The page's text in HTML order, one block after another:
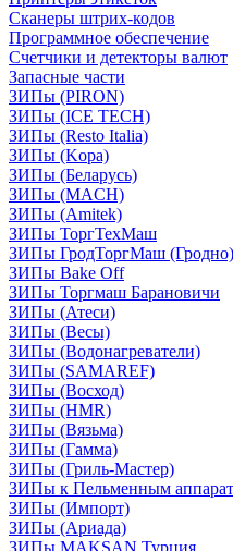
Сканеры штрих-кодов
Программное обеспечение
Счетчики и детекторы валют
Запасные части
ЗИПы (PIRON)
ЗИПы (ICE TECH)
ЗИПы (Resto Italia)
ЗИПы (Kopa)
ЗИПы (Беларусь)
ЗИПы (MACH)
ЗИПы (Amitek)
ЗИПы ТоргТехМаш
ЗИПы ГродТоргМаш (Гродно)
ЗИПы Bake Off
ЗИПы Торгмаш Барановичи
ЗИПы (Атеси)
ЗИПы (Весы)
ЗИПы (Водонагреватели)
ЗИПы (SAMAREF)
ЗИПы (Восход)
ЗИПы (HMR)
ЗИПы (Вязьма)
ЗИПы (Гамма)
ЗИПы (Гриль-Мастер)
ЗИПы к Пельменным
ЗИПы (Импорт)
ЗИПы (Ариада)
ЗИПы MAKSAN Турция